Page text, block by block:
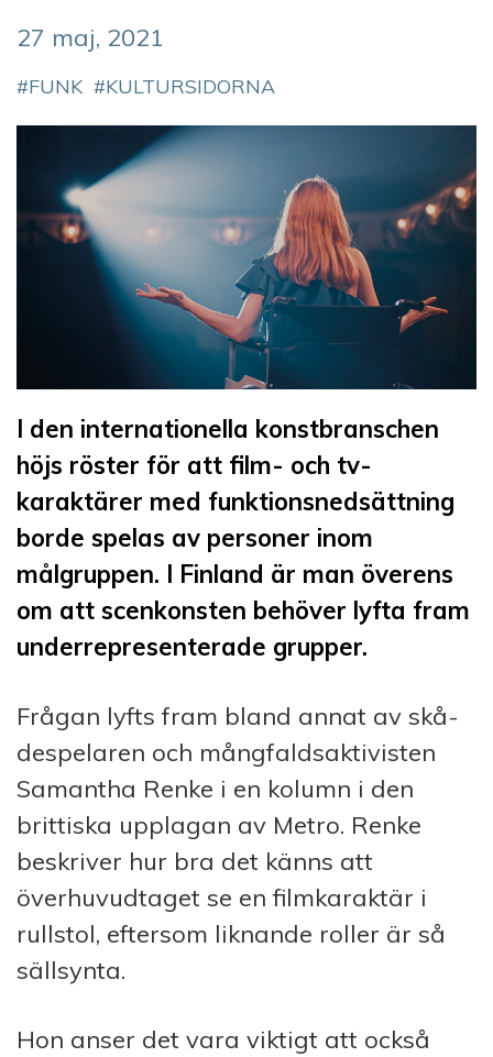
27 maj, 2021
FUNK KULTURSIDORNA
I den internationella konstbranschen
höjs röster för att film- och tv-
karaktärer med funktionsnedsättning
borde spelas av personer inom
målgruppen. I Finland är man överens
om att scenkonsten behöver lyfta fram
underrepresenterade grupper.
Frågan lyfts fram bland annat av skå­
despelaren och mångfaldsaktivisten
Samantha Renke i en kolumn i den
brittiska upplagan av Metro. Renke
beskriver hur bra det känns att
överhuvudtaget se en filmkaraktär i
rullstol, eftersom liknande roller är så
sällsynta.
Hon anser det vara viktigt att också